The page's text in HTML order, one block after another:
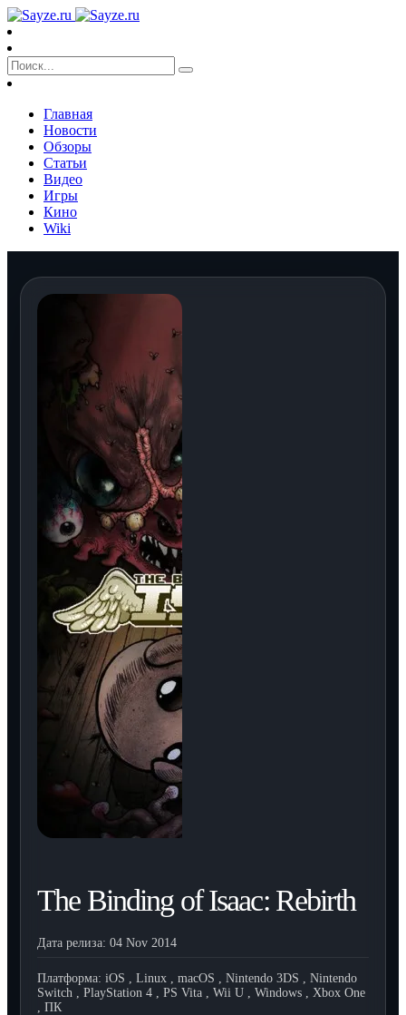
Главная
Новости
Обзоры
Статьи
Видео
Игры
Кино
Wiki
The Binding of Isaac: Rebirth
Дата релиза: 04 Nov 2014
Платформа: iOS , Linux , macOS , Nintendo 3DS , Nintendo
Switch , PlayStation 4 , PS Vita , Wii U , Windows , Xbox One
, ПК